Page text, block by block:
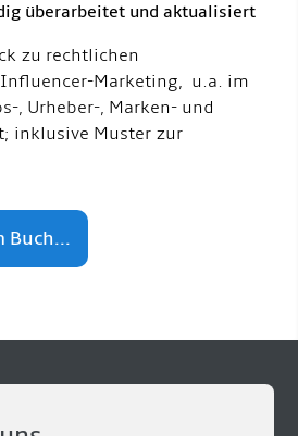
überarbeitet und aktualisiert
zu rechtlichen
Marketing, u.a. im
, Urheber-, Marken- und
inklusive Muster zur
Buch...